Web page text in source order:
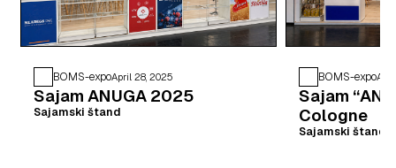
BOMS-expoApril 28, 2025
Sajam ANUGA 2025
Sajamski štand
BOMS-expo
Sajam
Cologne
Sajamski štand